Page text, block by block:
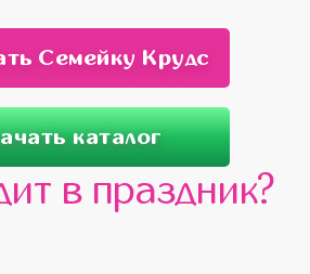
Семейку Крудс
каталог
в праздник?